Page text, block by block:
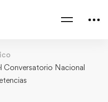
Conversatorio Nacional